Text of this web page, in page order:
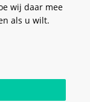
wij daar mee
als u wilt.